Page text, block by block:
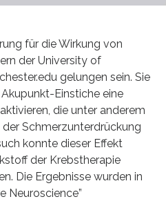
für die Wirkung von
der University of
gelungen sein. Sie
Einstiche eine
die unter anderem
Schmerzunterdrückung
konnte dieser Effekt
der Krebstherapie
Die Ergebnisse wurden in
Neuroscience”